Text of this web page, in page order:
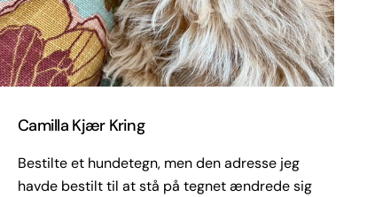
Camilla Kjær Kring
Bestilte et hundetegn, men den adresse jeg
havde bestilt til at stå på tegnet ændrede sig